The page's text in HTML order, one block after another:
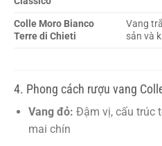
Colle Moro Bianco
Terre di Chieti
Vang
sản và
4. Phong cách rượu vang
Vang đỏ: Đậm vị, cấu trúc
mai chín